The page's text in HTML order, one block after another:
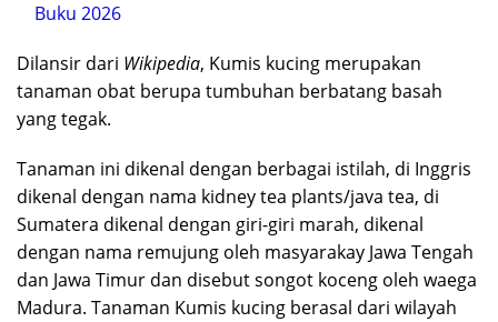
Buku 2026
Dilansir dari Wikipedia, Kumis kucing merupakan
tanaman obat berupa tumbuhan berbatang basah
yang tegak.
Tanaman ini dikenal dengan berbagai istilah, di Inggris
dikenal dengan nama kidney tea plants/java tea, di
Sumatera dikenal dengan giri-giri marah, dikenal
dengan nama remujung oleh masyarakay Jawa Tengah
dan Jawa Timur dan disebut songot koceng oleh waega
Madura. Tanaman Kumis kucing berasal dari wilayah